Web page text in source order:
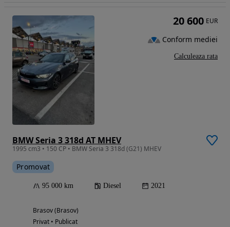
BMW Seria 3 318d AT MHEV
1995 cm3 • 150 CP • BMW Seria 3 318d (G21) MHEV
Promovat
95 000 km Diesel 2021
Brasov (Brasov)
Privat • Publicat
20 600 EUR
Conform mediei
Calculeaza rata